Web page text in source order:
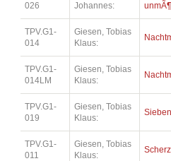
026
Johannes:
TPV.G1-
014
Giesen, Tobias
Klaus:
TPV.G1-
014LM
Giesen, Tobias
Klaus:
TPV.G1-
019
Giesen, Tobias
Klaus:
TPV.G1-
011
Giesen, Tobias
Klaus: